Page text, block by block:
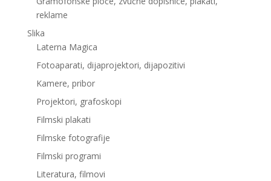
reklame
Slika
Laterna Magica
Fotoaparati, dijaprojektori, dijapozitivi
Kamere, pribor
Projektori, grafoskopi
Filmski plakati
Filmske fotografije
Filmski programi
Literatura, filmovi